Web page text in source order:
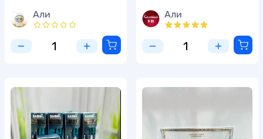
Али Али